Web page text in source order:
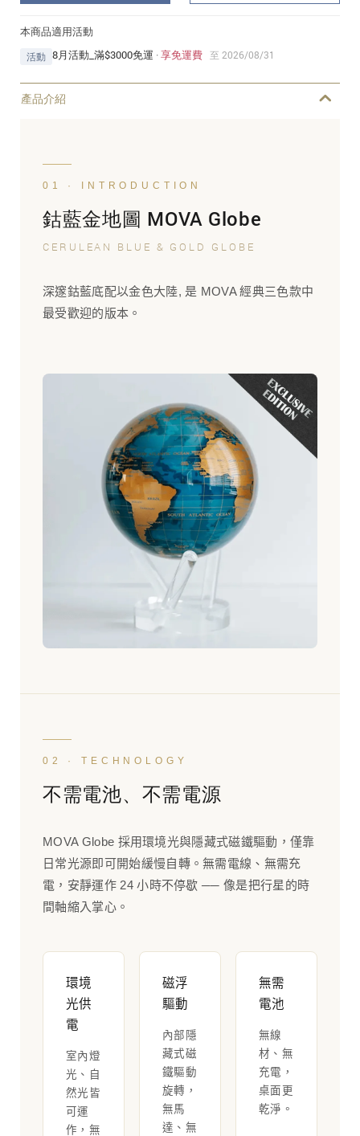
本商品適用活動
活動 8月活動_滿$3000免運 ·享免運費 至 2026/08/31
產品介紹
01 · INTRODUCTION
鈷藍金地圖 MOVA Globe
CERULEAN BLUE & GOLD GLOBE
深邃鈷藍底配以金色大陸, 是 MOVA 經典三色款中
最受歡迎的版本。
02 · TECHNOLOGY
不需電池、不需電源
MOVA Globe 採用環境光與隱藏式磁鐵驅動，僅靠
日常光源即可開始緩慢自轉。無需電線、無需充
電，安靜運作 24 小時不停歇 ── 像是把行星的時
間軸縮入掌心。
環境
光供
電
室內燈
光、自
然光皆
可運
作，無
磁浮
驅動
內部隱
藏式磁
鐵驅動
旋轉，
無馬
達、無
無需
電池
無線
材、無
充電，
桌面更
乾淨。